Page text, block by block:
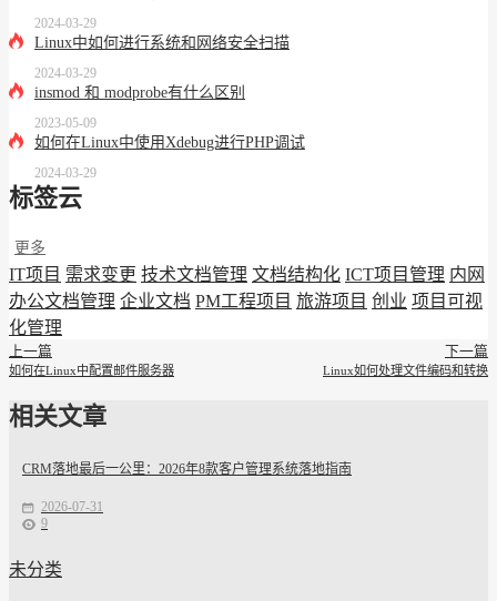
2024-03-29
Linux中如何进行系统和网络安全扫描
2024-03-29
insmod 和 modprobe有什么区别
2023-05-09
如何在Linux中使用Xdebug进行PHP调试
2024-03-29
标签云
更多
IT项目 需求变更 技术文档管理 文档结构化 ICT项目管理 内网
办公文档管理 企业文档 PM工程项目 旅游项目 创业 项目可视
化管理
上一篇
如何在Linux中配置邮件服务器
下一篇
Linux如何处理文件编码和转换
相关文章
CRM落地最后一公里：2026年8款客户管理系统落地指南
2026-07-31
9
未分类